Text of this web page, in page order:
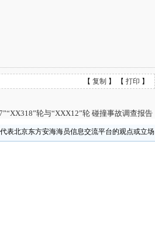
【 复制 】 【 打印 】
轮与“XXX12”轮 碰撞事故调查报告
表北京东方安海海员信息交流平台的观点或立场